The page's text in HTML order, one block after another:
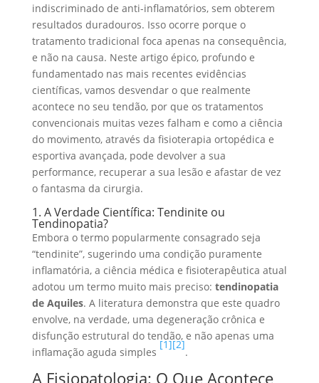
indiscriminado de anti-inflamatórios, sem obterem
resultados duradouros. Isso ocorre porque o
tratamento tradicional foca apenas na consequência,
e não na causa. Neste artigo épico, profundo e
fundamentado nas mais recentes evidências
científicas, vamos desvendar o que realmente
acontece no seu tendão, por que os tratamentos
convencionais muitas vezes falham e como a ciência
do movimento, através da fisioterapia ortopédica e
esportiva avançada, pode devolver a sua
performance, recuperar a sua lesão e afastar de vez
o fantasma da cirurgia.
1. A Verdade Científica: Tendinite ou
Tendinopatia?
Embora o termo popularmente consagrado seja
“tendinite”, sugerindo uma condição puramente
inflamatória, a ciência médica e fisioterapêutica atual
adotou um termo muito mais preciso: tendinopatia
de Aquiles. A literatura demonstra que este quadro
envolve, na verdade, uma degeneração crônica e
disfunção estrutural do tendão, e não apenas uma
inflamação aguda simples
[1][2]
.
A Fisiopatologia: O Que Acontece